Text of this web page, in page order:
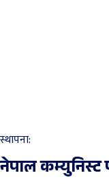
स्थापना:
नेपाल कम्युनिस्ट